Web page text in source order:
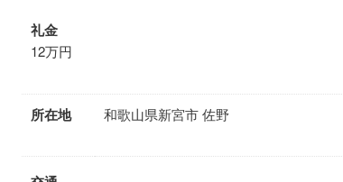
礼金
12万円
所在地 和歌山県新宮市 佐野